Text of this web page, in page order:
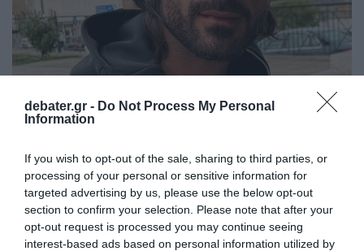
debater.gr - Do Not Process My Personal
Information
If you wish to opt-out of the sale, sharing to third parties, or
processing of your personal or sensitive information for
targeted advertising by us, please use the below opt-out
section to confirm your selection. Please note that after your
opt-out request is processed you may continue seeing
interest-based ads based on personal information utilized by
LIFESTYLE
για καλό σκοπό – «Δεν είναι απλώς ένα
κούρεμα, είναι μια πράξη προσφοράς»
Η ανάρτηση του μουσικού
27.01.2026 - 20:55